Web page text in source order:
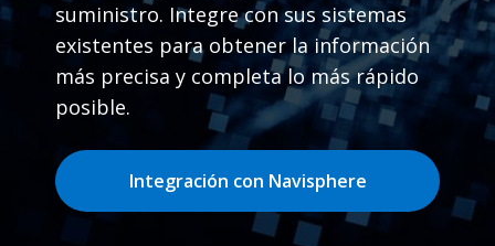
suministro. Integre con sus sistemas
existentes para obtener la información
más precisa y completa lo más rápido
posible.
Integración con Navisphere